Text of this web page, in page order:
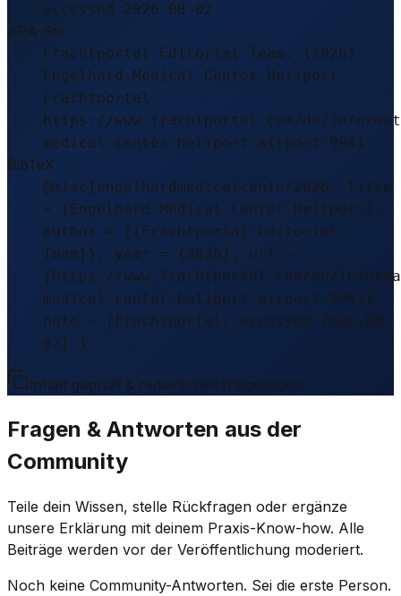
accessed 2026-08-02
APA-Stil
Frachtportal Editorial Team. (2026).
Engelhard Medical Center Heliport.
Frachtportal.
https://www.frachtportal.com/de/
medical-center-heliport-airport-9941
BibTeX
@misc{engelhardmedicalcenter2026, title
= {Engelhard Medical Center Heliport},
author = {{Frachtportal Editorial
Team}}, year = {2026}, url =
{https://www.frachtportal.com/de/
medical-center-heliport-airport-9941},
note = {Frachtportal, accessed 2026-08-
02} }
Inhalt geprüft & redaktionell freigegeben.
Fragen & Antworten aus der
Community
Teile dein Wissen, stelle Rückfragen oder ergänze
unsere Erklärung mit deinem Praxis-Know-how. Alle
Beiträge werden vor der Veröffentlichung moderiert.
Noch keine Community-Antworten. Sei die erste Person.